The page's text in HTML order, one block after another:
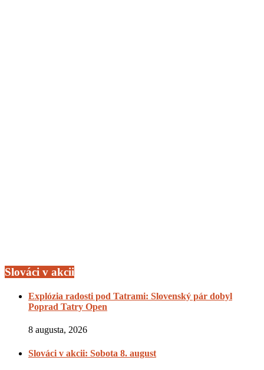
Slováci v akcii
Explózia radosti pod Tatrami: Slovenský pár dobyl
Poprad Tatry Open
8 augusta, 2026
Slováci v akcii: Sobota 8. august